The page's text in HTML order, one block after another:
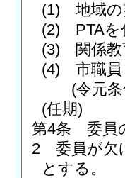
(1)
地域
(2)
PTA
(3)
関係
(4)
市職員
(令元
(任期)
第4条
委員
2
委員が欠
とする。